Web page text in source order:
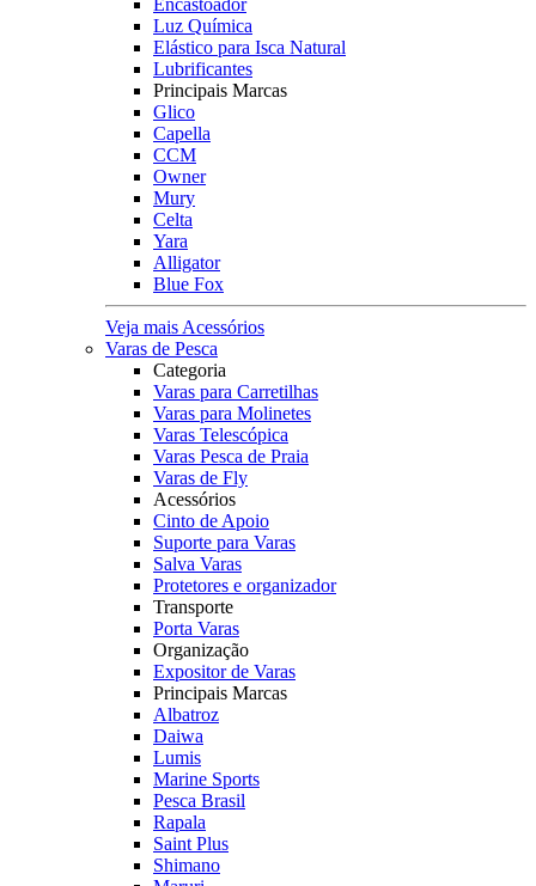
Encastoador
Luz Química
Elástico para Isca Natural
Lubrificantes
Principais Marcas
Glico
Capella
CCM
Owner
Mury
Celta
Yara
Alligator
Blue Fox
Veja mais Acessórios
Varas de Pesca
Categoria
Varas para Carretilhas
Varas para Molinetes
Varas Telescópica
Varas Pesca de Praia
Varas de Fly
Acessórios
Cinto de Apoio
Suporte para Varas
Salva Varas
Protetores e organizador
Transporte
Porta Varas
Organização
Expositor de Varas
Principais Marcas
Albatroz
Daiwa
Lumis
Marine Sports
Pesca Brasil
Rapala
Saint Plus
Shimano